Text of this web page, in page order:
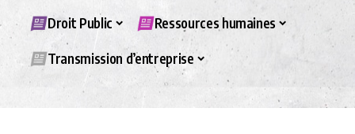
Droit Public Ressources humaines
Transmission d’entreprise